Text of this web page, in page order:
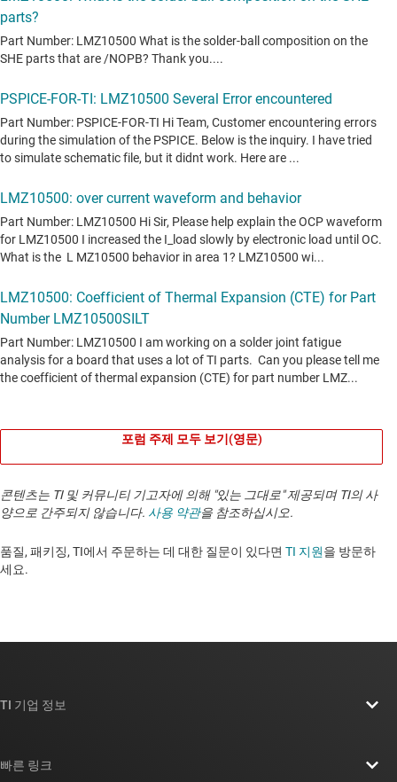
포럼 주제 모두 보기(영문)
콘텐츠는 TI 및 커뮤니티 기고자에 의해 "있는 그대로" 제공되며 TI의 사
양으로 간주되지 않습니다. 사용 약관을 참조하십시오.
품질, 패키징, TI에서 주문하는 데 대한 질문이 있다면 TI 지원을 방문하
세요. ​​​​​​​​​​​​​​
TI 기업 정보
빠른 링크